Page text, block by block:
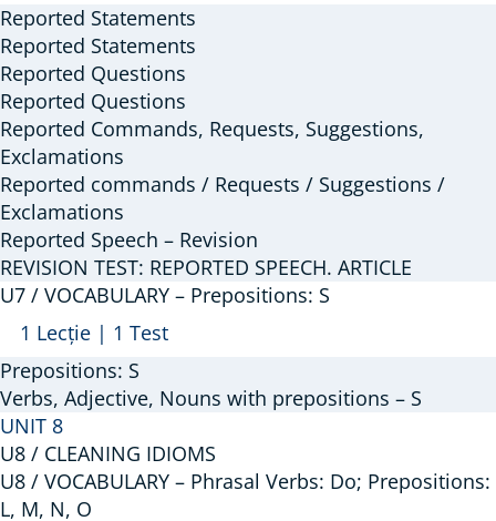
J,
K
–
GRAMMAR
–
REPORTED
SPEECH.
TAKE
Reported Statements
Reported Statements
Reported Questions
Reported Questions
Reported Commands, Requests, Suggestions,
Exclamations
Reported commands / Requests / Suggestions /
Exclamations
Reported Speech – Revision
REVISION TEST: REPORTED SPEECH. ARTICLE
U7 / VOCABULARY – Prepositions: S
Arată
U7
/
VOCABULARY
–
Prepositions:
S
1 Lecție | 1 Test
Prepositions: S
Verbs, Adjective, Nouns with prepositions – S
UNIT 8
U8 / CLEANING IDIOMS
U8 / VOCABULARY – Phrasal Verbs: Do; Prepositions:
L, M, N, O